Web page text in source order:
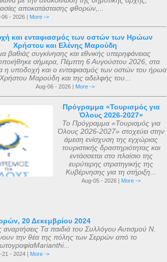
αποκατάστασης φθορών,...
06 - 2026 | More ->
και ενταφιασμός των οστών των Ηρώων
Χρήστου και Ελένης Μαρούδη
βαθιάς συγκίνησης και εθνικής υπερηφάνειας
σήμερα, Πέμπτη 6 Αυγούστου 2026, στα
η υποδοχή και ο ενταφιασμός των οστών του ήρωα
Χρήστου Μαρούδη και της αδελφής του...
Aug-06 - 2026 | More ->
Πρόγραμμα «Τουρισμός για
Όλους 2026-2027»
Το Πρόγραμμα «Τουρισμός για
Όλους 2026-2027» στοχεύει στην
άμεση ενίσχυση της εγχώριας
τουριστικής δραστηριότητας και
εντάσσεται στο πλαίσιο της
ευρύτερης στρατηγικής της
Κυβέρνησης για τη στήριξη...
Aug-05 - 2026 | More ->
20 Δεκεμβρίου 2024
Τα παιδιά του Συλλόγου Αυτισμού Ν.
την θέα της πόλης των Σερρών από το
21 - 2024 | More ->